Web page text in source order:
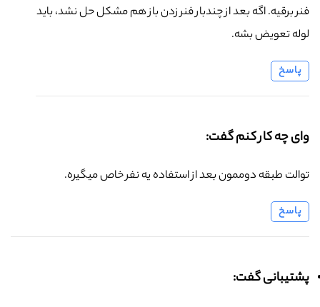
فنر برقیه. اگه بعد از چندبار فنر زدن باز هم مشکل حل نشد، باید
لوله تعویض بشه.
پاسخ
وای چه کار کنم گفت:
توالت طبقه دوممون بعد از استفاده یه نفر خاص میگیره.
پاسخ
پشتیبانی گفت: